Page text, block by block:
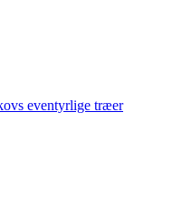
eventyrlige træer